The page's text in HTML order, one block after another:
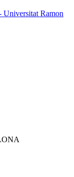
Universitat Ramon